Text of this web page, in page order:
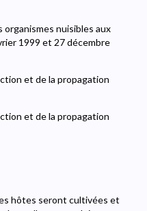
nuisibles aux
1999 et 27 décembre
et de la propagation
et de la propagation
hôtes seront cultivées et